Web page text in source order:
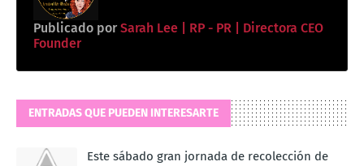
Publicado por Sarah Lee | RP - PR | Directora CEO
Founder
ENTRADAS QUE PUEDEN INTERESARTE
Este sábado gran jornada de recolección de